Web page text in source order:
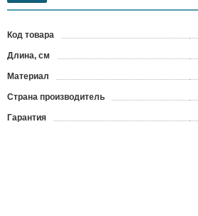
Код товара
Длина, см
Материал
Страна производитель
Гарантия